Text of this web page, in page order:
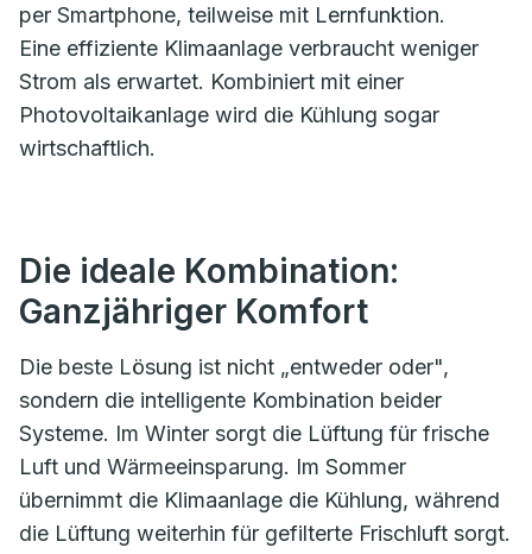
per Smartphone, teilweise mit Lernfunktion.
Eine effiziente Klimaanlage verbraucht weniger
Strom als erwartet. Kombiniert mit einer
Photovoltaikanlage wird die Kühlung sogar
wirtschaftlich.
Die ideale Kombination:
Ganzjähriger Komfort
Die beste Lösung ist nicht „entweder oder",
sondern die intelligente Kombination beider
Systeme. Im Winter sorgt die Lüftung für frische
Luft und Wärmeeinsparung. Im Sommer
übernimmt die Klimaanlage die Kühlung, während
die Lüftung weiterhin für gefilterte Frischluft sorgt.